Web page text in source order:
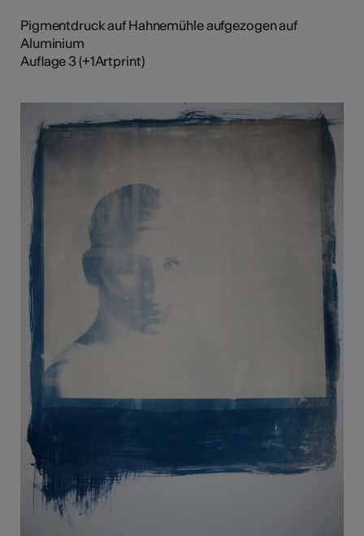
Pigmentdruck auf Hahnemühle aufgezogen auf
Aluminium
Auflage 3 (+1Artprint)